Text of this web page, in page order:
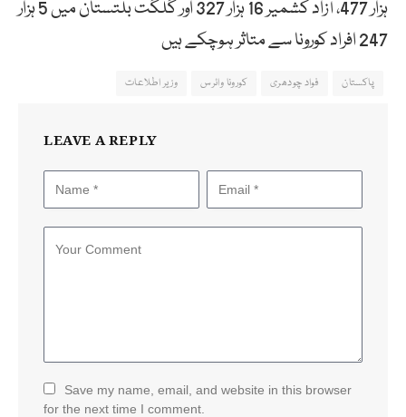
ہزار 477، آزاد کشمیر 16 ہزار 327 اور گلگت بلتستان میں 5 ہزار
247 افراد کورونا سے متاثر ہوچکے ہیں
پاکستان فواد چودھری کورونا وائرس وزیر اطلاعات
LEAVE A REPLY
Save my name, email, and website in this browser
for the next time I comment.